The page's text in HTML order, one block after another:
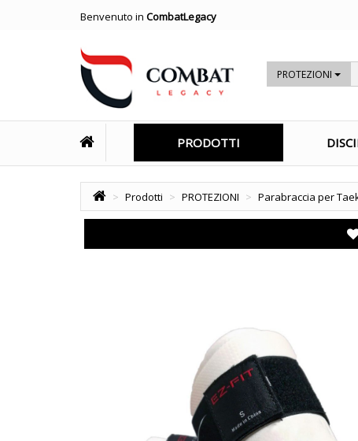
Benvenuto in CombatLegacy
PROTEZIONI
PRODOTTI
> Prodotti > PROTEZIONI > Parabraccia per